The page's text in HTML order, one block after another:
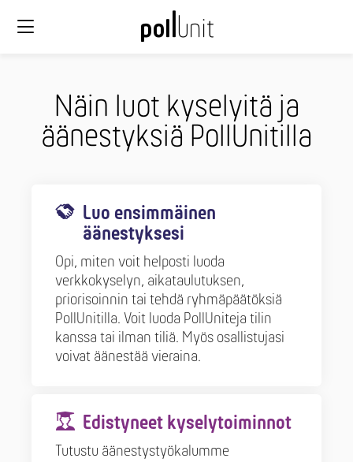
Näin luot kyselyitä ja
äänestyksiä PollUnitilla
Luo ensimmäinen
äänestyksesi
Opi, miten voit helposti luoda
verkkokyselyn, aikataulutuksen,
priorisoinnin tai tehdä ryhmäpäätöksiä
PollUnitilla. Voit luoda PollUniteja tilin
kanssa tai ilman tiliä. Myös osallistujasi
voivat äänestää vieraina.
Edistyneet kyselytoiminnot
Tutustu äänestystyökalumme